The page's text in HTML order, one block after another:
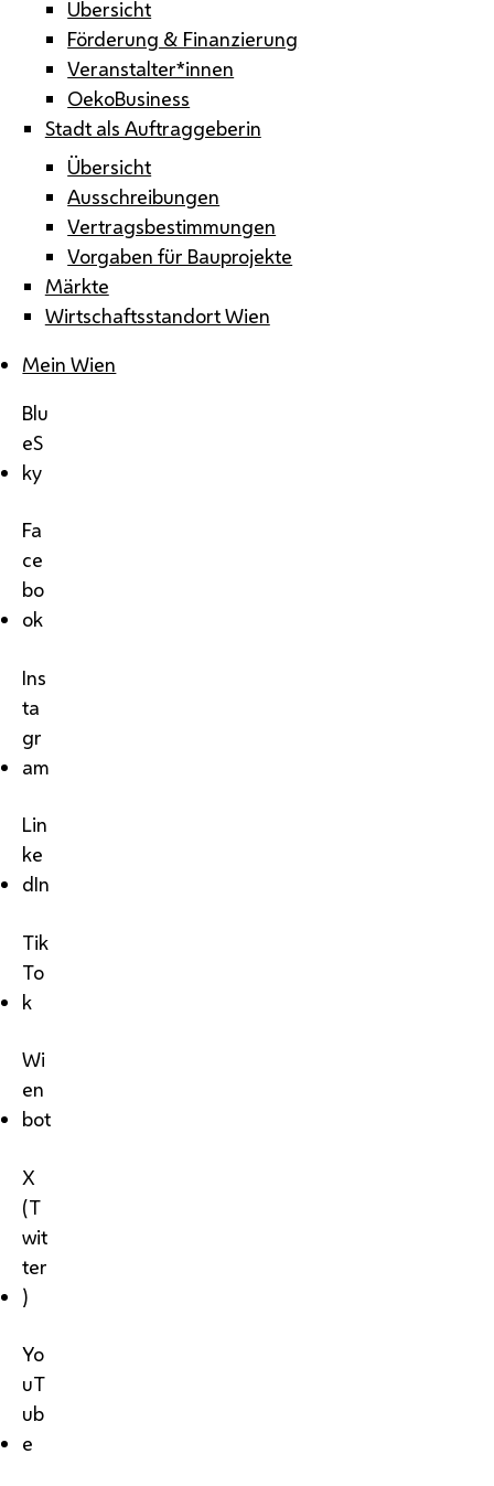
Übersicht
Förderung & Finanzierung
Veranstalter*innen
OekoBusiness
Stadt als Auftraggeberin
Übersicht
Ausschreibungen
Vertragsbestimmungen
Vorgaben für Bauprojekte
Märkte
Wirtschaftsstandort Wien
Mein Wien
Blu
eS
ky
Fa
ce
bo
ok
Ins
ta
gr
am
Lin
ke
dIn
Tik
To
k
Wi
en
bot
X
(T
wit
ter
)
Yo
uT
ub
e